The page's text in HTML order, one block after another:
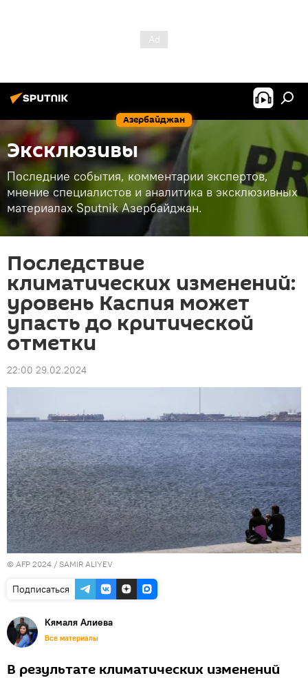
Азербайджан
Эксклюзивы
Последние события, комментарии экспертов,
мнение специалистов и аналитика в эксклюзивных
материалах Sputnik Азербайджан.
Последствие
климатических изменений:
уровень Каспия может
упасть до критической
отметки
22:00 29.02.2024
© AFP 2024 / SAMIR ALIYEV
Подписаться
Кямаля Алиева
Все материалы
В результате климатических изменений